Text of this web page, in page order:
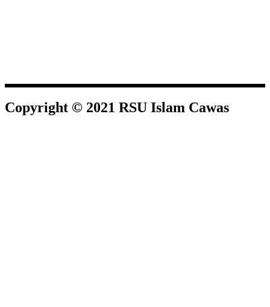
Copyright © 2021 RSU Islam Cawas